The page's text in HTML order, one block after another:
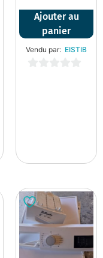
Ajouter au
panier
Vendu par: EISTIB